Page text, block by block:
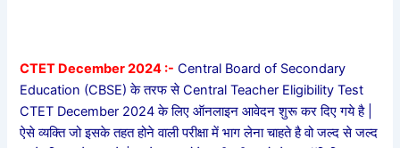
CTET December 2024 :- Central Board of Secondary
Education (CBSE) के तरफ से Central Teacher Eligibility Test
CTET December 2024 के लिए ऑनलाइन आवेदन शुरू कर दिए गये है |
ऐसे व्यक्ति जो इसके तहत होने वाली परीक्षा में भाग लेना चाहते है वो जल्द से जल्द